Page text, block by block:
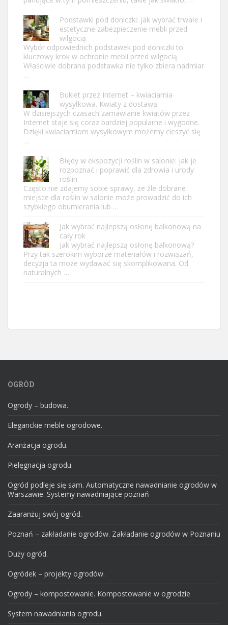
Podstawki pod doniczki: jak wybrać trwałe i
estetyczne zabezpieczenie mebli przed
wilgocią
Wybór odpowiednich podstawek pod doniczki to
kluczowy krok w ochronie mebli przed wilgocią.
Właściwie dobrana podstawka nie tylko zbiera nadmiar
…
Bukiet przez Internet – kwiaciarnia
wysyłkowa. Kwiaty z dostawą
W dzisiejszych czasach zamawianie kwiatów przez
Internet staje się coraz bardziej popularne i wygodne.
Dzięki kwiaciarniom wysyłkowym możemy cieszyć się
…
Błędy w ekspozycji roślin w salonie: jak je
rozpoznać i poprawić dla zdrowia i urody
roślin
Często nie zdajemy sobie sprawy, że źle dobrane
miejsce dla roślin w salonie może prowadzić do ich
szybkiego obumierania lub …
Jak wybrać najlepszą osłonę balkonową na
cały rok
Jak wybrać najlepszą osłonę balkonową?
Przy tak szerokim wyborze materiałów i rozwiązań,
decyzja ta może wydawać się skomplikowana. Od
naturalnych …
OGRÓD
Ogrody – budowa.
Eleganckie meble ogrodowe.
Aranżacja ogrodu.
Pielęgnacja ogrodu.
Ogród podleje się sam. Automatyczne nawadnianie ogrodów w
Warszawie. Systemy nawadniające poznań
Zaaranżuj swój ogród.
Poznań – zakładanie ogrodów. Zakładanie ogrodów w Poznaniu
Duży ogród.
Ogródek – projekty ogrodów.
Ogrody – kompostowanie. Kompostowanie w ogrodzie
System nawadniania ogrodu.